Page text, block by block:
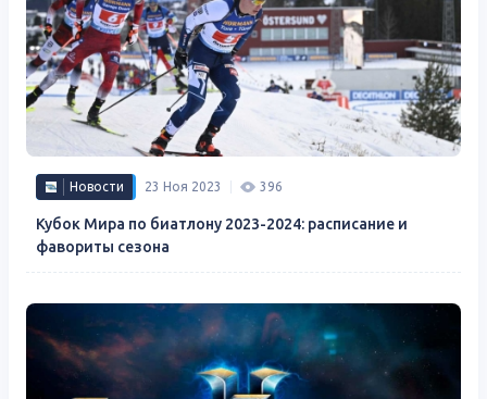
Новости 23 Ноя 2023 396
Кубок Мира по биатлону 2023-2024: расписание и
фавориты сезона